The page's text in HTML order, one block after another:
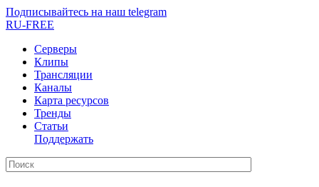
Подписывайтесь на наш telegram
RU-FREE
Серверы
Клипы
Трансляции
Каналы
Карта ресурсов
Тренды
Статьи
Поддержать